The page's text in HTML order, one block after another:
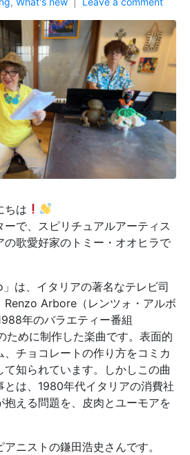
ちは
ーで、スピリチュアルアーティス
の歌愛好家のトミー・オオヒラで
は、イタリアの著名なテレビ司
Renzo Arbore（レンツォ・アルボ
年のバラエティー番組
ために制作した楽曲です。表面的
チョコレートの作り方をコミカ
て知られています。しかしこの曲
とは、1980年代イタリアの消費社
える問題を、皮肉とユーモアを
ニストの鎌田浩史さんです。